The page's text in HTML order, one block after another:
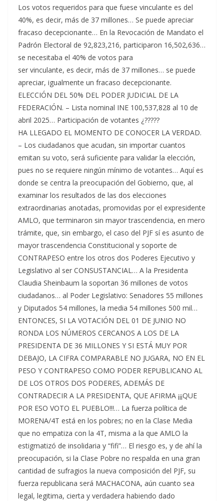
Los votos requeridos para que fuese vinculante es del
40%, es decir, más de 37 millones… Se puede apreciar
fracaso decepcionante… En la Revocación de Mandato el
Padrón Electoral de 92,823,216, participaron 16,502,636…
se necesitaba el 40% de votos para
ser vinculante, es decir, más de 37 millones… se puede
apreciar, igualmente un fracaso decepcionante.
ELECCIÓN DEL 50% DEL PODER JUDICIAL DE LA
FEDERACIÓN. – Lista nominal INE 100,537,828 al 10 de
abril 2025… Participación de votantes ¿?????
HA LLEGADO EL MOMENTO DE CONOCER LA VERDAD.
– Los ciudadanos que acudan, sin importar cuantos
emitan su voto, será suficiente para validar la elección,
pues no se requiere ningún mínimo de votantes… Aquí es
donde se centra la preocupación del Gobierno, que, al
examinar los resultados de las dos elecciones
extraordinarias anotadas, promovidas por el expresidente
AMLO, que terminaron sin mayor trascendencia, en mero
trámite, que, sin embargo, el caso del PJF sí es asunto de
mayor trascendencia Constitucional y soporte de
CONTRAPESO entre los otros dos Poderes Ejecutivo y
Legislativo al ser CONSUSTANCIAL… A la Presidenta
Claudia Sheinbaum la soportan 36 millones de votos
ciudadanos… al Poder Legislativo: Senadores 55 millones
y Diputados 54 millones, la media 54 millones 500 mil…
ENTONCES, SI LA VOTACIÓN DEL 01 DE JUNIO NO
RONDA LOS NÚMEROS CERCANOS A LOS DE LA
PRESIDENTA DE 36 MILLONES Y SI ESTÁ MUY POR
DEBAJO, LA CIFRA COMPARABLE NO JUGARA, NO EN EL
PESO Y CONTRAPESO COMO PODER REPUBLICANO AL
DE LOS OTROS DOS PODERES, ADEMÁS DE
CONTRADECIR A LA PRESIDENTA, QUE AFIRMA ¡¡¡QUE
POR ESO VOTO EL PUEBLO!!!… La fuerza política de
MORENA/4T está en los pobres; no en la Clase Media
que no empatiza con la 4T, misma a la que AMLO la
estigmatizó de insolidaria y “fifi”… El riesgo es, y de ahí la
preocupación, si la Clase Pobre no respalda en una gran
cantidad de sufragios la nueva composición del PJF, su
fuerza republicana será MACHACONA, aún cuanto sea
legal, legitima, cierta y verdadera habiendo dado